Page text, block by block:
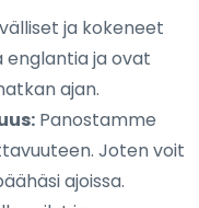
ja kokeneet
englantia ja ovat
ajan.
Panostamme
Joten voit
ajoissa.